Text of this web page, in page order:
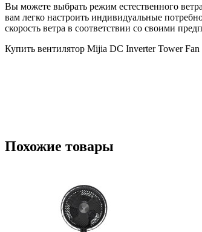
Вы можете выбрать режим естественного
вам легко настроить индивидуальные
скорость ветра в соответствии со своими
Купить вентилятор Mijia DC Inverter Tower
Похожие товары